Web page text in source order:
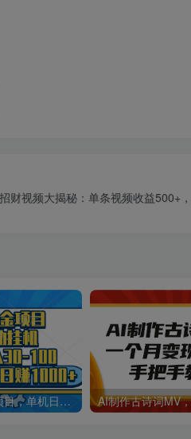
招财视频大揭秘：单条视频收益500+
手机全自动挂机项目，单机日入30-100，可矩阵适合小白